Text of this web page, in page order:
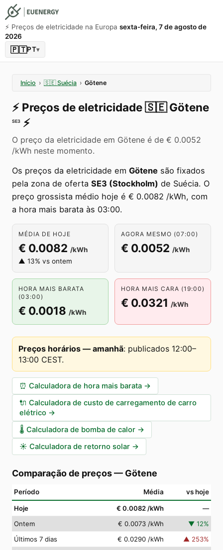
⚡️ Preços de eletricidade na Europa sexta-feira, 7 de agosto de
2026
🇵🇹PT▾
Início › 🇸🇪 Suécia › Götene
⚡️ Preços de eletricidade🇸🇪 Götene
SE3 ⚡️
O preço da eletricidade em Götene é de € 0.0052
/kWh neste momento.
Os preços da eletricidade em Götene são fixados
pela zona de oferta SE3 (Stockholm) de Suécia. O
preço grossista médio hoje é € 0.0082 /kWh, com
a hora mais barata às 03:00.
MÉDIA DE HOJE
€ 0.0082 /kWh
▲ 13% vs ontem
AGORA MESMO (07:00)
€ 0.0052 /kWh
HORA MAIS BARATA
(03:00)
€ 0.0018 /kWh
HORA MAIS CARA (19:00)
€ 0.0321 /kWh
Preços horários — amanhã: publicados 12:00–
13:00 CEST.
⏰ Calculadora de hora mais barata →
🔌 Calculadora de custo de carregamento de carro
elétrico →
🌡️ Calculadora de bomba de calor →
☀️ Calculadora de retorno solar →
Comparação de preços— Götene
Período Média vs hoje
Hoje € 0.0082 /kWh
—
Ontem
€ 0.0073 /kWh ▼ 12%
Últimos 7 dias
€ 0.0290 /kWh ▲ 253%